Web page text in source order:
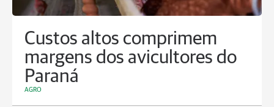
Custos altos comprimem
margens dos avicultores do
Paraná
AGRO